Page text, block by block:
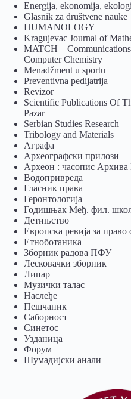
Energija, ekonomija,
Glasnik za društvene nauke
HUMANOLOGY
Kragujevac Journal of
MATCH –
Computer Chemistry
Menadžment u sportu
Preventivna pedijatrija
Revizor
Scientific Publications Of
Pazar
Serbian Studies Research
Tribology and Materials
Аграфа
Археографски прилози
Археон : часопис Архива
Водопривреда
Гласник права
Геронтологија
Годишњак Међ. фил.
Детињство
Европска ревија за право
Eтноботаника
Зборник радова ПФУ
Лесковачки зборник
Липар
Музички талас
Наслеђе
Пешчаник
Саборност
Синетос
Узданица
Форум
Шумадијски анали